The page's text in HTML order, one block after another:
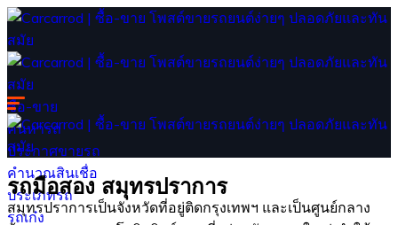
ซื้อ-ขาย
ค้นหารถ
ประกาศขายรถ
คำนวณสินเชื่อ
ประเภทรถ
รถเก๋ง
รถมือสอง สมุทรปราการ
สมุทรปราการเป็นจังหวัดที่อยู่ติดกรุงเทพฯ และเป็นศูนย์กลาง